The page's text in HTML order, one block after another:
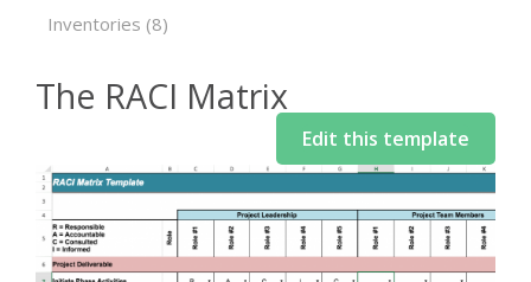
Inventories (8)
The RACI Matrix
Edit this template